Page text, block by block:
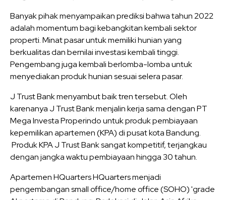
Banyak pihak menyampaikan prediksi bahwa tahun 2022
adalah momentum bagi kebangkitan kembali sektor
properti. Minat pasar untuk memiliki hunian yang
berkualitas dan bernilai investasi kembali tinggi.
Pengembang juga kembali berlomba-lomba untuk
menyediakan produk hunian sesuai selera pasar.
J Trust Bank menyambut baik tren tersebut. Oleh
karenanya J Trust Bank menjalin kerja sama dengan PT
Mega Investa Properindo untuk produk pembiayaan
kepemilikan apartemen (KPA) di pusat kota Bandung.
Produk KPA J Trust Bank sangat kompetitif, terjangkau
dengan jangka waktu pembiayaan hingga 30 tahun.
Apartemen HQuarters HQuarters menjadi
pengembangansmall office/home office(SOHO) 'grade